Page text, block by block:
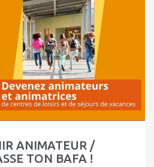
ANIMATEUR /
TON BAFA !